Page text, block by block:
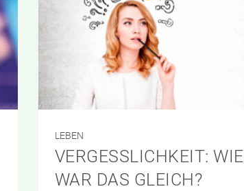
LEBEN
VERGESSLICHKEIT: WIE
WAR DAS GLEICH?